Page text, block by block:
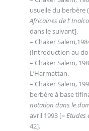
usuelle du berbère
Africaines de l’ Inalco
dans le suivant].
– Chaker
(Introduction au
– Chaker Salem,
L’Harmattan.
– Chaker Salem,
berbère à base
notation dans le
avril 1993 [= Etudes
42].